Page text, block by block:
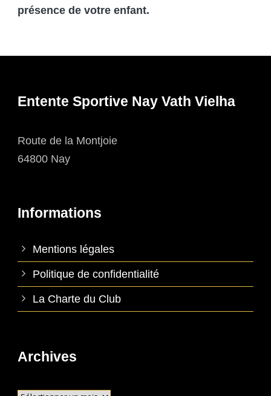
présence de votre enfant.
Entente Sportive Nay Vath Vielha
Route de la Montjoie
64800 Nay
Informations
Mentions légales
Politique de confidentialité
La Charte du Club
Archives